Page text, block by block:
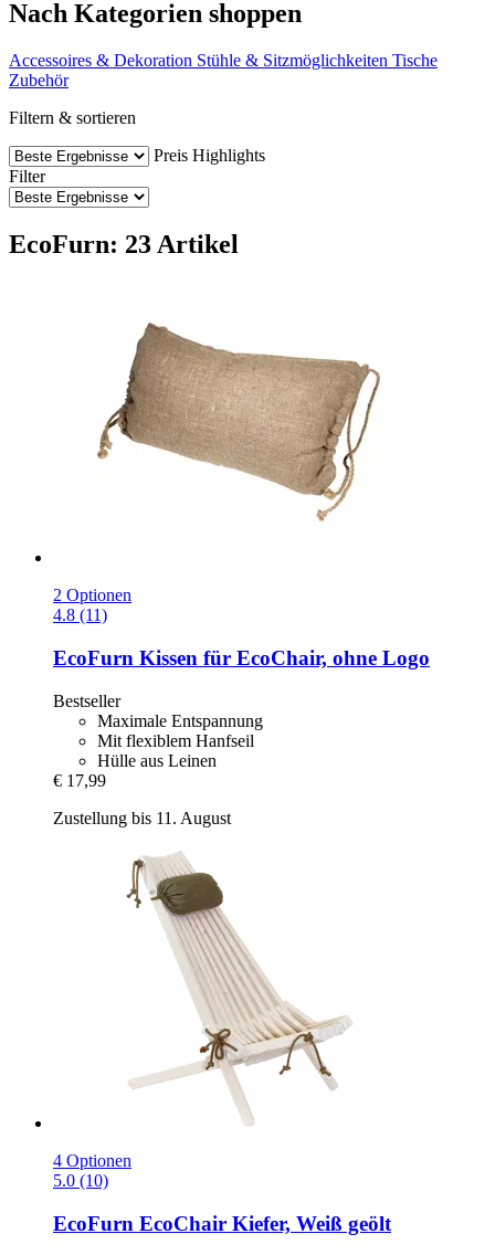
Nach Kategorien shoppen
Accessoires & Dekoration Stühle & Sitzmöglichkeiten Tische
Zubehör
Filtern & sortieren
Preis Highlights
Filter
EcoFurn: 23 Artikel
2 Optionen
4.8 (11)
EcoFurn Kissen für EcoChair, ohne Logo
Bestseller
Maximale Entspannung
Mit flexiblem Hanfseil
Hülle aus Leinen
€ 17,99
Zustellung bis 11. August
4 Optionen
5.0 (10)
EcoFurn EcoChair Kiefer, Weiß geölt